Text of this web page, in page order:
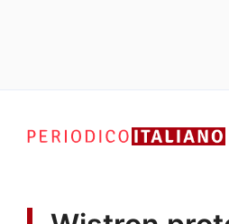
contenuto